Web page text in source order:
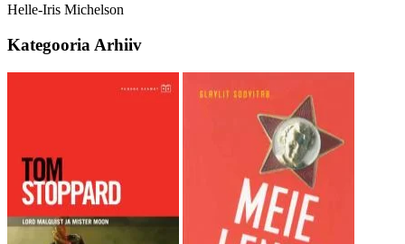
Helle-Iris Michelson
Kategooria Arhiiv